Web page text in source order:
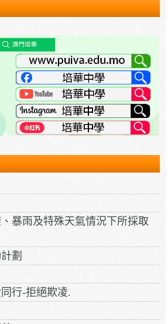
暴雨及特殊天氣情況下所採取
劃
行-拒絕欺凌.